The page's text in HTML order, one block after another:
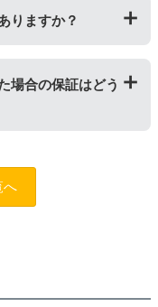
、再度販売している
を節約することがで
りますか？
います。プリンター
なくなりますが、ス
くとご使用いただ
要なお客様は商品名
をお買い求めくださ
場合の保証はどう
へ